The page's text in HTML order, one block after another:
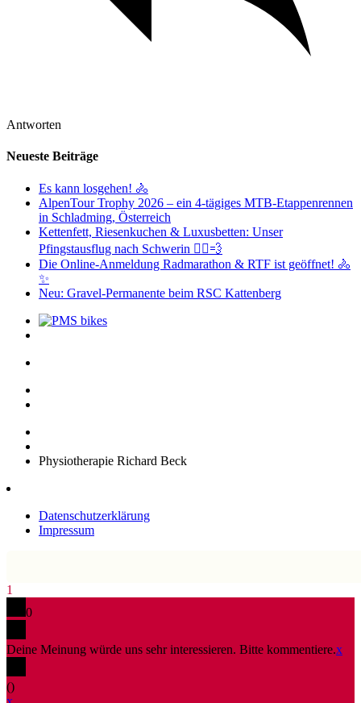
Antworten
Neueste Beiträge
Es kann losgehen! 🚴
AlpenTour Trophy 2026 – ein 4-tägiges MTB-Etappenrennen
in Schladming, Österreich
Kettenfett, Riesenkuchen & Luxusbetten: Unser
Pfingstausflug nach Schwerin 🚴‍♂️💨
Die Online-Anmeldung Radmarathon & RTF ist geöffnet! 🚴
✨
Neu: Gravel-Permanente beim RSC Kattenberg
Physiotherapie Richard Beck
Datenschutzerklärung
Impressum
1
0
Deine Meinung würde uns sehr interessieren. Bitte kommentiere.x
()